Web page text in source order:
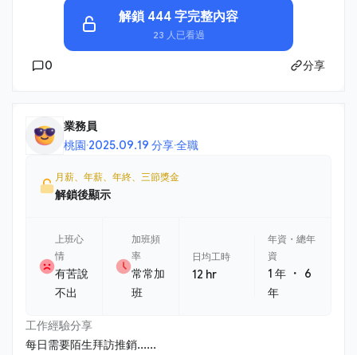
解鎖 444 字完整內容
23 人已看過
0 分享
業務員
桃園·2025.09.19 分享·全職
月薪、年薪、年終、三節獎金
解鎖後顯示
上班心
情
有苦說
不出
加班頻
率
常常加
班
日均工時
12 hr
年資・總年
資
1 年 ・
6
年
工作經驗分享
每日需要陌生拜訪推銷......